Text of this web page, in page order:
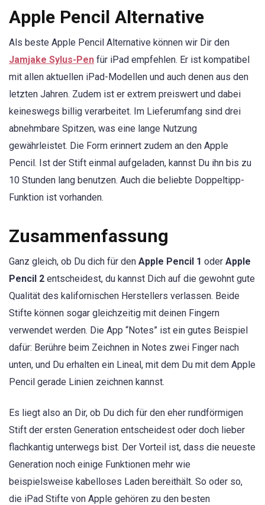
Apple Pencil Alternative
Als beste Apple Pencil Alternative können wir Dir den
Jamjake Sylus-Pen für iPad empfehlen. Er ist kompatibel
mit allen aktuellen iPad-Modellen und auch denen aus den
letzten Jahren. Zudem ist er extrem preiswert und dabei
keineswegs billig verarbeitet. Im Lieferumfang sind drei
abnehmbare Spitzen, was eine lange Nutzung
gewährleistet. Die Form erinnert zudem an den Apple
Pencil. Ist der Stift einmal aufgeladen, kannst Du ihn bis zu
10 Stunden lang benutzen. Auch die beliebte Doppeltipp-
Funktion ist vorhanden.
Zusammenfassung
Ganz gleich, ob Du dich für den Apple Pencil 1 oder Apple
Pencil 2 entscheidest, du kannst Dich auf die gewohnt gute
Qualität des kalifornischen Herstellers verlassen. Beide
Stifte können sogar gleichzeitig mit deinen Fingern
verwendet werden. Die App “Notes” ist ein gutes Beispiel
dafür: Berühre beim Zeichnen in Notes zwei Finger nach
unten, und Du erhalten ein Lineal, mit dem Du mit dem Apple
Pencil gerade Linien zeichnen kannst.
Es liegt also an Dir, ob Du dich für den eher rundförmigen
Stift der ersten Generation entscheidest oder doch lieber
flachkantig unterwegs bist. Der Vorteil ist, dass die neueste
Generation noch einige Funktionen mehr wie
beispielsweise kabelloses Laden bereithält. So oder so,
die iPad Stifte von Apple gehören zu den besten